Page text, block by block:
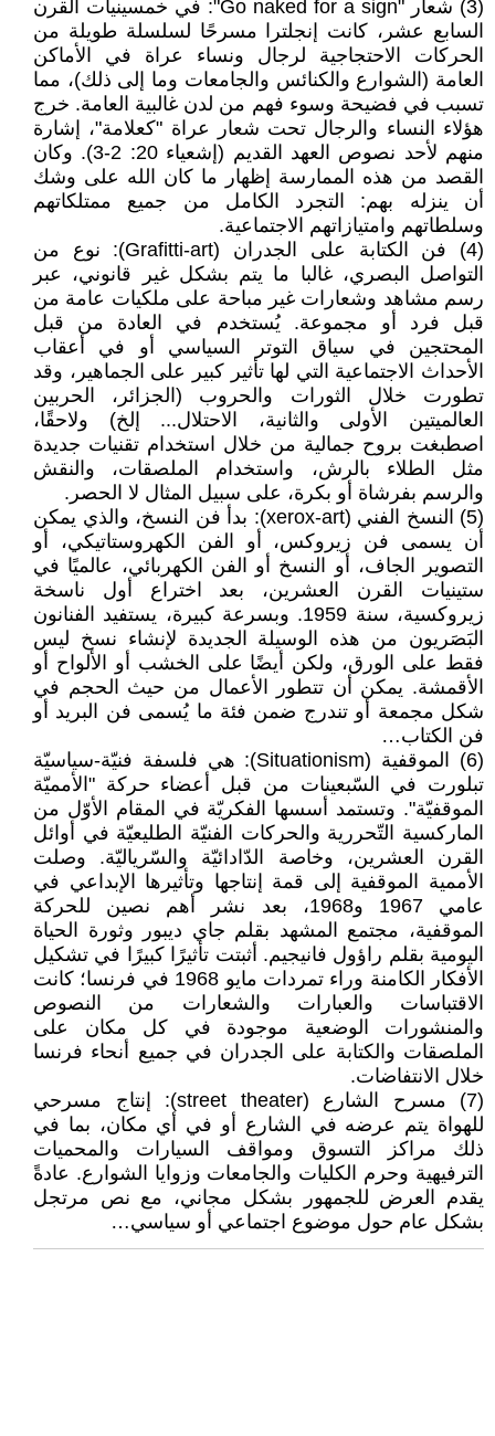
(3) شعار "Go naked for a sign": في خمسينيات القرن
السابع عشر، كانت إنجلترا مسرحًا لسلسلة طويلة من
الحركات الاحتجاجية لرجال ونساء عراة في الأماكن
العامة (الشوارع والكنائس والجامعات وما إلى ذلك)، مما
تسبب في فضيحة وسوء فهم من لدن غالبية العامة. خرج
هؤلاء النساء والرجال تحت شعار عراة "كعلامة"، إشارة
منهم لأحد نصوص العهد القديم (إشعياء 20: 2-3). وكان
القصد من هذه الممارسة إظهار ما كان الله على وشك
أن ينزله بهم: التجرد الكامل من جميع ممتلكاتهم
وسلطاتهم وامتيازاتهم الاجتماعية.
(4) فن الكتابة على الجدران (Grafitti-art): نوع من
التواصل البصري، غالبا ما يتم بشكل غير قانوني، عبر
رسم مشاهد وشعارات غير مباحة على ملكيات عامة من
قبل فرد أو مجموعة. يُستخدم في العادة من قبل
المحتجين في سياق التوتر السياسي أو في أعقاب
الأحداث الاجتماعية التي لها تأثير كبير على الجماهير، وقد
تطورت خلال الثورات والحروب (الجزائر، الحربين
العالميتين الأولى والثانية، الاحتلال... إلخ) ولاحقًا،
اصطبغت بروح جمالية من خلال استخدام تقنيات جديدة
مثل الطلاء بالرش، واستخدام الملصقات، والنقش
والرسم بفرشاة أو بكرة، على سبيل المثال لا الحصر.
(5) النسخ الفني (xerox-art): بدأ فن النسخ، والذي يمكن
أن يسمى فن زيروكس، أو الفن الكهروستاتيكي، أو
التصوير الجاف، أو النسخ أو الفن الكهربائي، عالميًا في
ستينيات القرن العشرين، بعد اختراع أول ناسخة
زيروكسية، سنة 1959. وبسرعة كبيرة، يستفيد الفنانون
البَصَريون من هذه الوسيلة الجديدة لإنشاء نسخ ليس
فقط على الورق، ولكن أيضًا على الخشب أو الألواح أو
الأقمشة. يمكن أن تتطور الأعمال من حيث الحجم في
شكل مجمعة أو تندرج ضمن فئة ما يُسمى فن البريد أو
فن الكتاب…
(6) الموقفية (Situationism): هي فلسفة فنيّة-سياسيّة
تبلورت في السّبعينات من قبل أعضاء حركة "الأمميّة
الموقفيّة". وتستمد أسسها الفكريّة في المقام الأوّل من
الماركسية التّحررية والحركات الفنيّة الطليعيّة في أوائل
القرن العشرين، وخاصة الدّادائيّة والسّرياليّة. وصلت
الأممية الموقفية إلى قمة إنتاجها وتأثيرها الإبداعي في
عامي 1967 و1968، بعد نشر أهم نصين للحركة
الموقفية، مجتمع المشهد بقلم جاي ديبور وثورة الحياة
اليومية بقلم راؤول فانيجيم. أثبتت تأثيرًا كبيرًا في تشكيل
الأفكار الكامنة وراء تمردات مايو 1968 في فرنسا؛ كانت
الاقتباسات والعبارات والشعارات من النصوص
والمنشورات الوضعية موجودة في كل مكان على
الملصقات والكتابة على الجدران في جميع أنحاء فرنسا
خلال الانتفاضات.
(7) مسرح الشارع (street theater): إنتاج مسرحي
للهواة يتم عرضه في الشارع أو في أي مكان، بما في
ذلك مراكز التسوق ومواقف السيارات والمحميات
الترفيهية وحرم الكليات والجامعات وزوايا الشوارع. عادةً
يقدم العرض للجمهور بشكل مجاني، مع نص مرتجل
بشكل عام حول موضوع اجتماعي أو سياسي…